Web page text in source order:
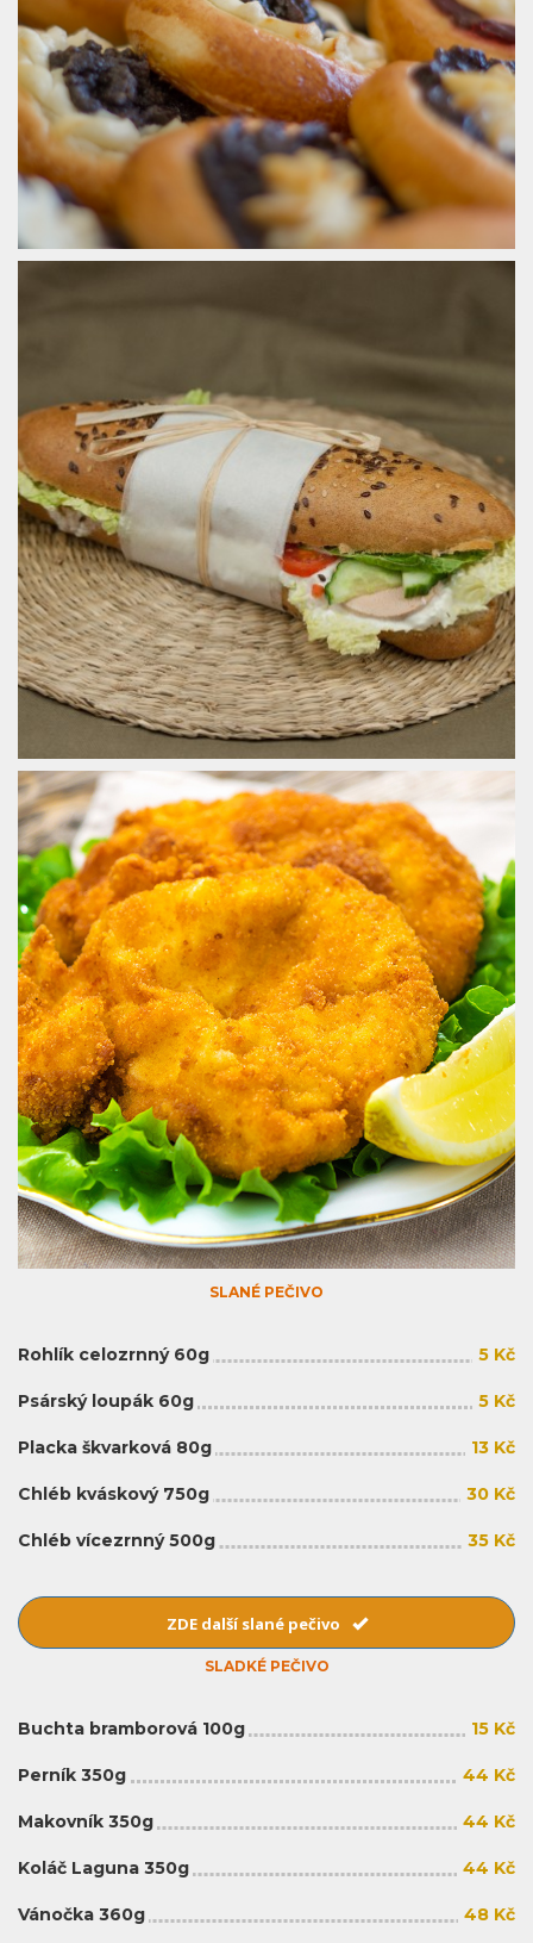
SLANÉ PEČIVO
Rohlík celozrnný 60g 5 Kč
Psárský loupák 60g 5 Kč
Placka škvarková 80g 13 Kč
Chléb kváskový 750g 30 Kč
Chléb vícezrnný 500g 35 Kč
ZDE další slané pečivo
SLADKÉ PEČIVO
Buchta bramborová 100g 15 Kč
Perník 350g 44 Kč
Makovník 350g 44 Kč
Koláč Laguna 350g 44 Kč
Vánočka 360g 48 Kč